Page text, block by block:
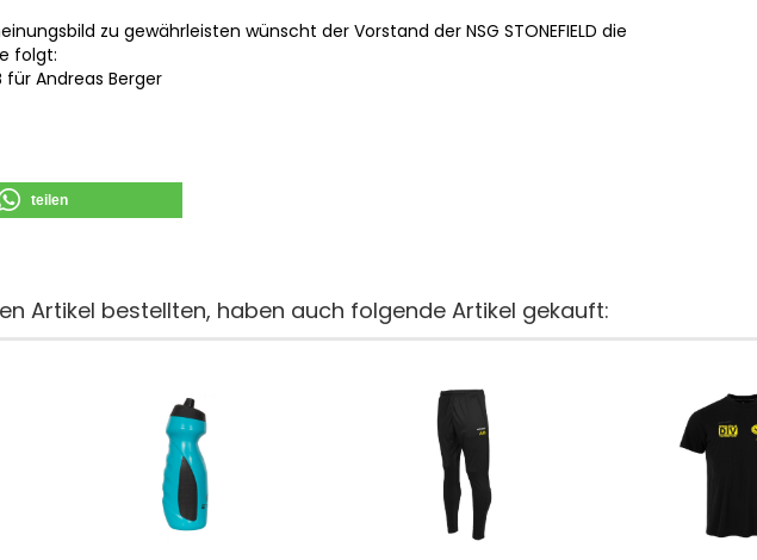
zu gewährleisten wünscht der Vorstand der NSG STONEFIELD die
folgt:
für Andreas Berger
teilen
Artikel bestellten, haben auch folgende Artikel gekauft: